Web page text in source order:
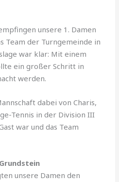
unsere 1. Damen
Team der Turngemeinde in
war klar: Mit einem
ein großer Schritt in
werden.
dabei von Charis,
Tennis in der Division III
war und das Team
unsere Damen den